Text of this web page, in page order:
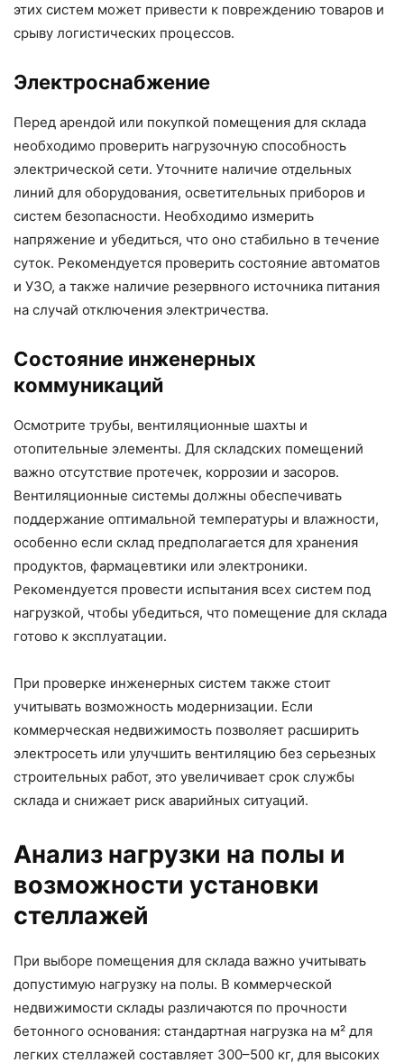
этих систем может привести к повреждению товаров и
срыву логистических процессов.
Электроснабжение
Перед арендой или покупкой помещения для склада
необходимо проверить нагрузочную способность
электрической сети. Уточните наличие отдельных
линий для оборудования, осветительных приборов и
систем безопасности. Необходимо измерить
напряжение и убедиться, что оно стабильно в течение
суток. Рекомендуется проверить состояние автоматов
и УЗО, а также наличие резервного источника питания
на случай отключения электричества.
Состояние инженерных
коммуникаций
Осмотрите трубы, вентиляционные шахты и
отопительные элементы. Для складских помещений
важно отсутствие протечек, коррозии и засоров.
Вентиляционные системы должны обеспечивать
поддержание оптимальной температуры и влажности,
особенно если склад предполагается для хранения
продуктов, фармацевтики или электроники.
Рекомендуется провести испытания всех систем под
нагрузкой, чтобы убедиться, что помещение для склада
готово к эксплуатации.
При проверке инженерных систем также стоит
учитывать возможность модернизации. Если
коммерческая недвижимость позволяет расширить
электросеть или улучшить вентиляцию без серьезных
строительных работ, это увеличивает срок службы
склада и снижает риск аварийных ситуаций.
Анализ нагрузки на полы и
возможности установки
стеллажей
При выборе помещения для склада важно учитывать
допустимую нагрузку на полы. В коммерческой
недвижимости склады различаются по прочности
бетонного основания: стандартная нагрузка на м² для
легких стеллажей составляет 300–500 кг, для высоких